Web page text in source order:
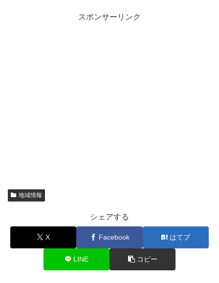
スポンサーリンク
地域情報
シェアする
X Facebook はてブ
LINE コピー